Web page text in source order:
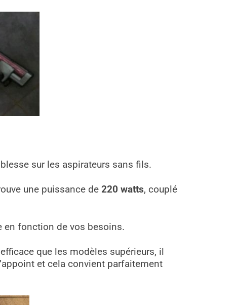
sur les aspirateurs sans fils.
une puissance de 220 watts, couplé
en fonction de vos besoins.
que les modèles supérieurs, il
et cela convient parfaitement